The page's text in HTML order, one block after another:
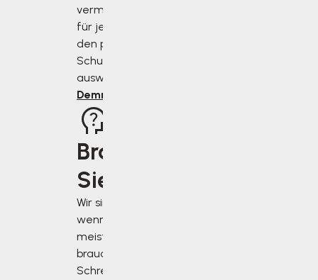
vermessen und
für jeden Anlass
den perfekten
Schuh
auswählen.
Demnächst
Brauchen
Sie Rat?
Wir sind für Sie da,
wenn Sie uns am
meisten
brauchen.
Schreiben Sie uns